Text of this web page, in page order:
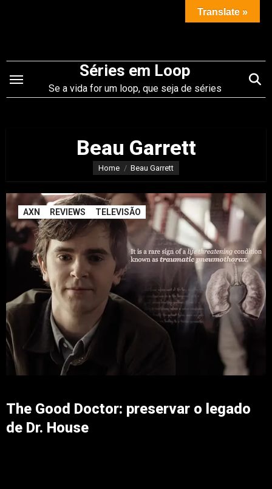
conteúdo
Séries em Loop
Se a vida for um loop, que seja de séries
Beau Garrett
Home Beau Garrett
AXN REVIEWS TELEVISÃO
The Good Doctor: preservar o legado
de Dr. House
Translate »